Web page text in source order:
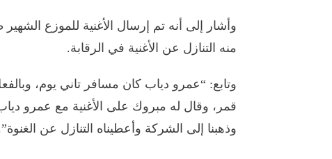
وأشار إلى أنه تم إرسال الأغنية للموزع
منه التنازل عن الأغنية في الرقابة.
وتابع: “عمرو دياب كان مسافر تاني يوم،
قمر، وقال له مبروك على الأغنية مع عمرو
وذهبنا إلى الشركة وأعطيناه التنازل عن